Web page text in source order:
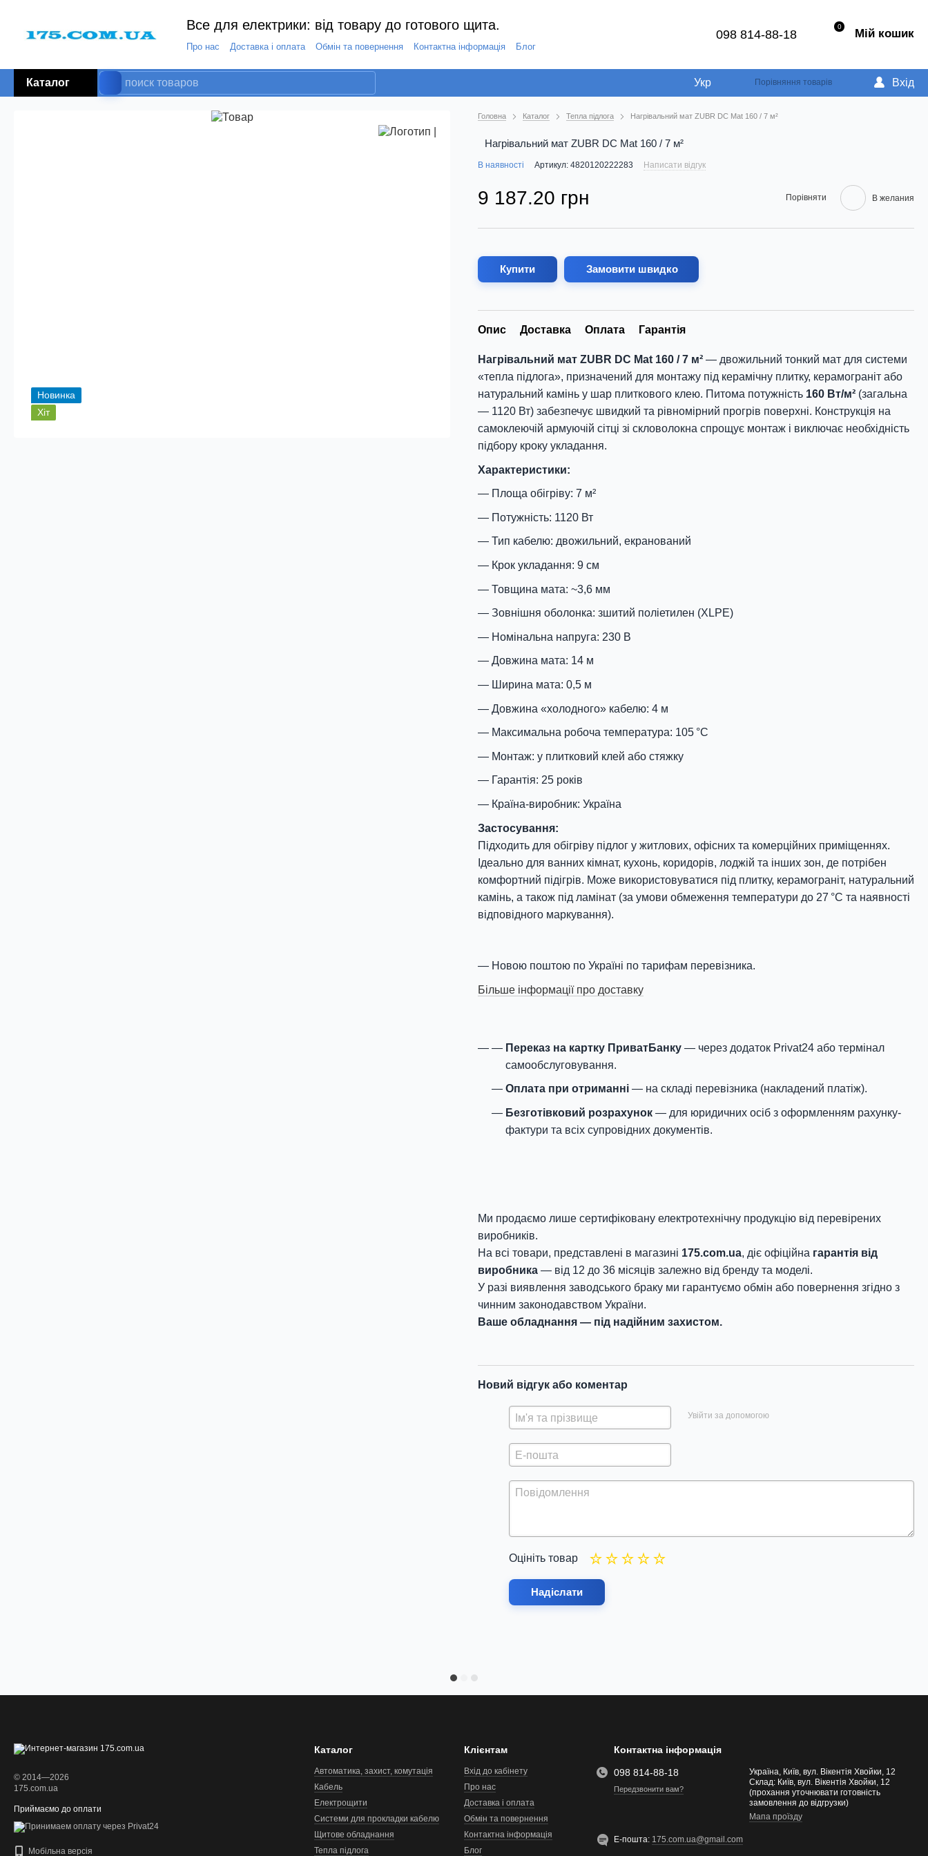
Все для електрики: від товару до готового щита.
Про нас Доставка і оплата Обмін та повернення Контактна інформація Блог
098 814-88-18
0 Мій кошик
Каталог Укр Порівняння товарів Вхід
Новинка
Хіт
Головна Каталог Тепла підлога Нагрівальний мат ZUBR DC Mat 160 / 7 м²
Нагрівальний мат ZUBR DC Mat 160 / 7 м²
В наявності Артикул: 4820120222283 Написати відгук
9 187.20 грн Порівняти В желания
Купити Замовити швидко
Опис Доставка Оплата Гарантія
Нагрівальний мат ZUBR DC Mat 160 / 7 м² — двожильний тонкий мат для системи
«тепла підлога», призначений для монтажу під керамічну плитку, керамограніт або
натуральний камінь у шар плиткового клею. Питома потужність 160 Вт/м² (загальна
— 1120 Вт) забезпечує швидкий та рівномірний прогрів поверхні. Конструкція на
самоклеючій армуючій сітці зі скловолокна спрощує монтаж і виключає необхідність
підбору кроку укладання.
Характеристики:
Площа обігріву: 7 м²
Потужність: 1120 Вт
Тип кабелю: двожильний, екранований
Крок укладання: 9 см
Товщина мата: ~3,6 мм
Зовнішня оболонка: зшитий поліетилен (XLPE)
Номінальна напруга: 230 В
Довжина мата: 14 м
Ширина мата: 0,5 м
Довжина «холодного» кабелю: 4 м
Максимальна робоча температура: 105 °C
Монтаж: у плитковий клей або стяжку
Гарантія: 25 років
Країна-виробник: Україна
Застосування:
Підходить для обігріву підлог у житлових, офісних та комерційних приміщеннях.
Ідеально для ванних кімнат, кухонь, коридорів, лоджій та інших зон, де потрібен
комфортний підігрів. Може використовуватися під плитку, керамограніт, натуральний
камінь, а також під ламінат (за умови обмеження температури до 27 °C та наявності
відповідного маркування).
Новою поштою по Україні по тарифам перевізника.
Більше інформації про доставку
Переказ на картку ПриватБанку — через додаток Privat24 або термінал
самообслуговування.
Оплата при отриманні — на складі перевізника (накладений платіж).
Безготівковий розрахунок — для юридичних осіб з оформленням рахунку-
фактури та всіх супровідних документів.
Ми продаємо лише сертифіковану електротехнічну продукцію від перевірених
виробників.
На всі товари, представлені в магазині 175.com.ua, діє офіційна гарантія від
виробника — від 12 до 36 місяців залежно від бренду та моделі.
У разі виявлення заводського браку ми гарантуємо обмін або повернення згідно з
чинним законодавством України.
Ваше обладнання — під надійним захистом.
Новий відгук або коментар
Увійти за допомогою
Оцініть товар
Надіслати
© 2014—2026
175.com.ua
Приймаємо до оплати
Мобільна версія
Каталог
Автоматика, захист, комутація
Кабель
Електрощити
Системи для прокладки кабелю
Щитове обладнання
Тепла підлога
Клієнтам
Вхід до кабінету
Про нас
Доставка і оплата
Обмін та повернення
Контактна інформація
Блог
Контактна інформація
098 814-88-18
Передзвонити вам?
Україна, Київ, вул. Вікентія Хвойки, 12
Склад: Київ, вул. Вікентія Хвойки, 12
(прохання уточнювати готовність
замовлення до відгрузки)
Мапа проїзду
Е-пошта: 175.com.ua@gmail.com